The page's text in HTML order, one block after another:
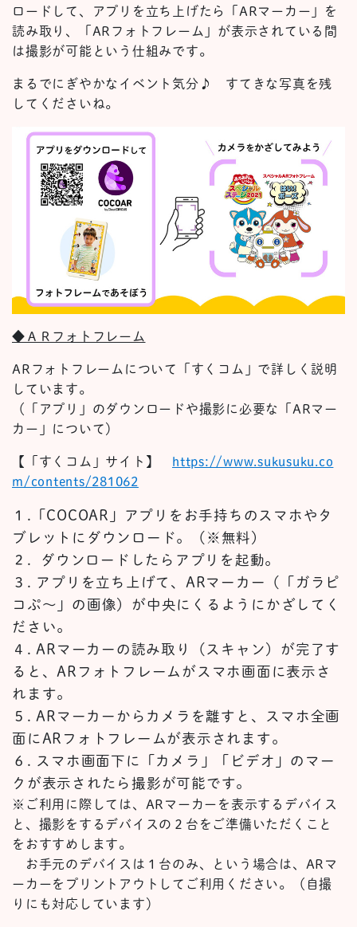
ロードして、アプリを立ち上げたら「ARマーカー」を
読み取り、「ARフォトフレーム」が表示されている間
は撮影が可能という仕組みです。
まるでにぎやかなイベント気分♪ すてきな写真を残
してくださいね。
◆ＡＲフォトフレーム
ARフォトフレームについて「すくコム」で詳しく説明
しています。
（「アプリ」のダウンロードや撮影に必要な「ARマー
カー」について）
【「すくコム」サイト】 https://www.sukusuku.co
m/contents/281062
１.
「COCOAR」アプリをお手持ちのスマホやタ
ブレットにダウンロード。（※無料）
２.
ダウンロードしたらアプリを起動。
３. アプリを立ち上げて、 ARマーカー
（「ガラピ
コぷ～」の画像） が中央にくるようにかざしてく
ださい。
４. ARマーカーの読み取り（スキャン） が完了す
ると、ARフォトフレームが スマホ 画面に表示さ
れます。
５. ARマーカーからカメラを離すと 、
スマホ全画
面に AR フォトフレームが表示されます。
６.
スマホ画面下に「カメラ」「ビデオ」のマー
クが表示されたら撮影が可能です。
※ご利用に際しては、ARマーカーを表示するデバイス
と、撮影をするデバイスの２台をご準備いただくこと
をおすすめします。
お手元のデバイスは１台のみ、
という場合は、ARマ
ーカーをプリントアウトしてご利用ください。（自撮
りにも対応しています）